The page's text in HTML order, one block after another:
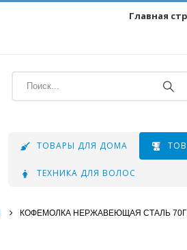
Главная
ТОВАРЫ ДЛЯ ДОМА
ТЕХНИКА ДЛЯ ВОЛОС
КОФЕМОЛКА НЕРЖАВЕЮЩАЯ СТАЛЬ 70Г,